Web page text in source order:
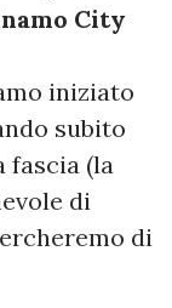
City
iniziato
subito
fascia (la
di
di